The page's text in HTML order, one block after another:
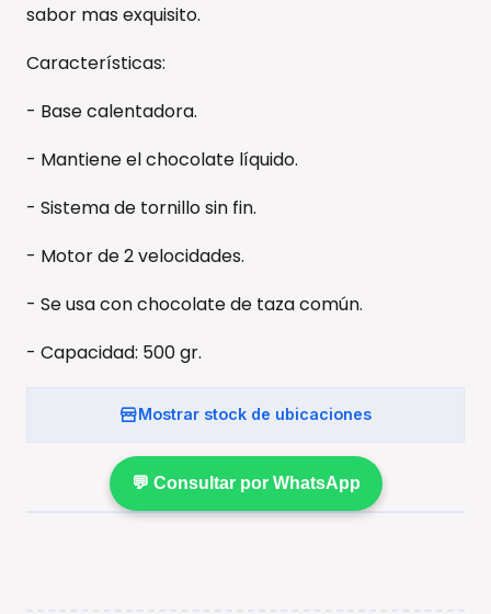
sabor mas exquisito.
Características:
- Base calentadora.
- Mantiene el chocolate líquido.
- Sistema de tornillo sin fin.
- Motor de 2 velocidades.
- Se usa con chocolate de taza común.
- Capacidad: 500 gr.
Mostrar stock de ubicaciones
💬 Consultar por WhatsApp